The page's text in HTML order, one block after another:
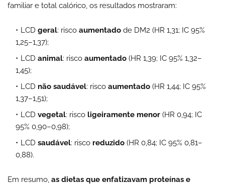
familiar e total calórico, os resultados mostraram:
LCD geral: risco aumentado de DM2 (HR 1,31; IC 95%
1,25–1,37);
LCD animal: risco aumentado (HR 1,39; IC 95% 1,32–
1,45);
LCD não saudável: risco aumentado (HR 1,44; IC 95%
1,37–1,51);
LCD vegetal: risco ligeiramente menor (HR 0,94; IC
95% 0,90–0,98);
LCD saudável: risco reduzido (HR 0,84; IC 95% 0,81–
0,88).
Em resumo, as dietas que enfatizavam proteínas e